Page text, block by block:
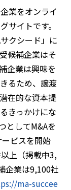
業をオンライ
サイトです。
クシード」に
候補企業はそ
企業は興味を
るため、譲渡
在的な資本提
きっかけにな
としてM&Aを
ビスを開始
上（掲載中3,
企業は9,100社
ma-succee